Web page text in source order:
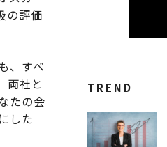
の評価
、すべ
両社と
たの会
した
TREND